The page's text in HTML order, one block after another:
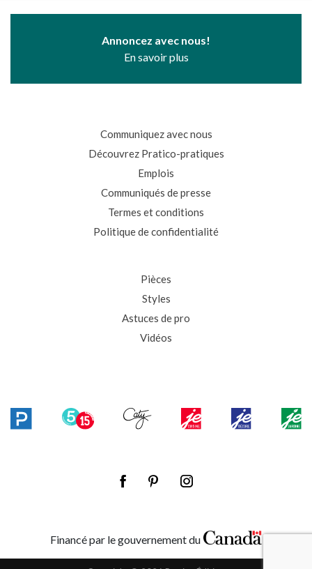
Annoncez avec nous!
En savoir plus
Communiquez avec nous
Découvrez Pratico-pratiques
Emplois
Communiqués de presse
Termes et conditions
Politique de confidentialité
Pièces
Styles
Astuces de pro
Vidéos
Financé par le gouvernement du